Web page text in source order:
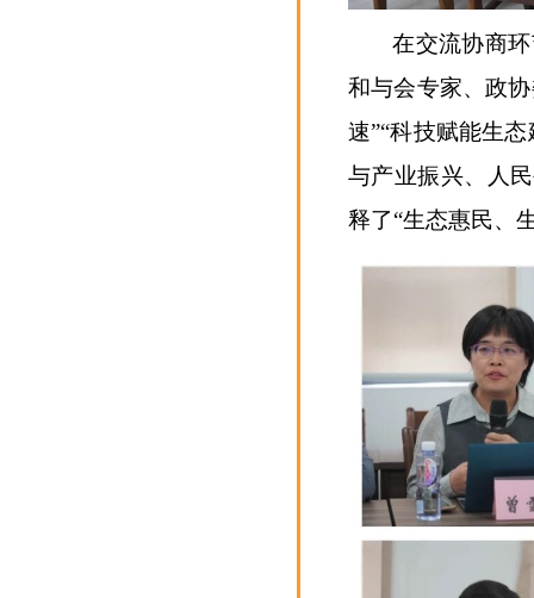
在交流协商
和与会专家、政
速”“科技赋能生
与产业振兴、人
释了“生态惠民、